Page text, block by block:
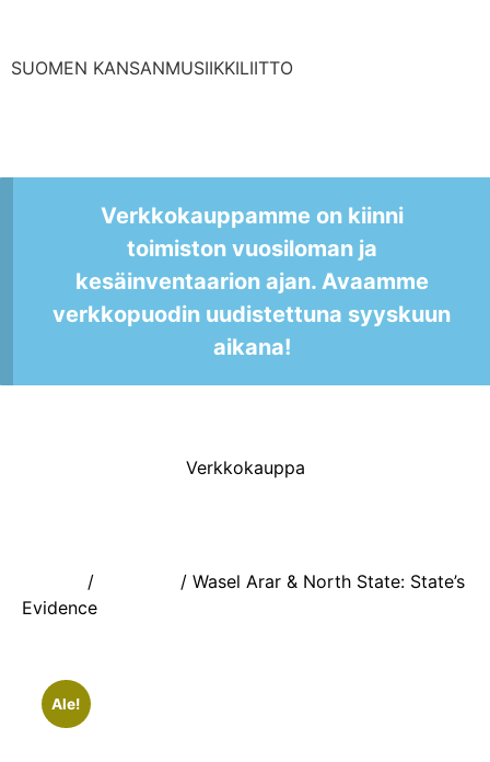
SUOMEN KANSANMUSIIKKILIITTO
Verkkokauppamme on kiinni
toimiston vuosiloman ja
kesäinventaarion ajan. Avaamme
verkkopuodin uudistettuna syyskuun
aikana!
Verkkokauppa
/
/ Wasel Arar & North State: State’s
Evidence
Ale!